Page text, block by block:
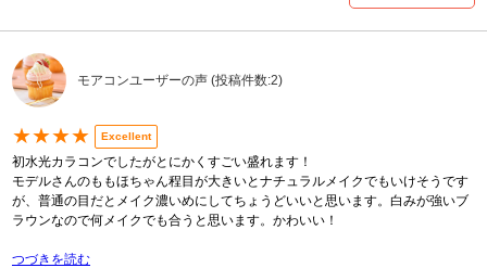
モアコンユーザーの声 (投稿件数:2)
★★★★ Excellent
初水光カラコンでしたがとにかくすごい盛れます！
モデルさんのももほちゃん程目が大きいとナチュラルメイクでもいけそうです
が、普通の目だとメイク濃いめにしてちょうどいいと思います。白みが強いブ
ラウンなので何メイクでも合うと思います。かわいい！
つづきを読む